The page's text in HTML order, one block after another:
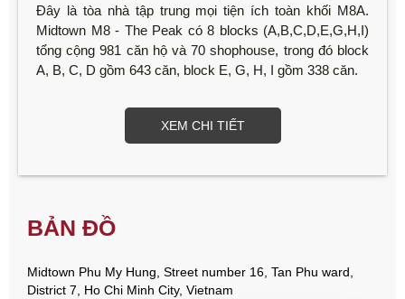
Đây là tòa nhà tập trung mọi tiện ích toàn khối M8A.
Midtown M8 - The Peak có 8 blocks (A,B,C,D,E,G,H,I)
tổng cộng 981 căn hộ và 70 shophouse, trong đó block
A, B, C, D gồm 643 căn, block E, G, H, I gồm 338 căn.
XEM CHI TIẾT
BẢN ĐỒ
Midtown Phu My Hung, Street number 16, Tan Phu ward,
District 7, Ho Chi Minh City, Vietnam